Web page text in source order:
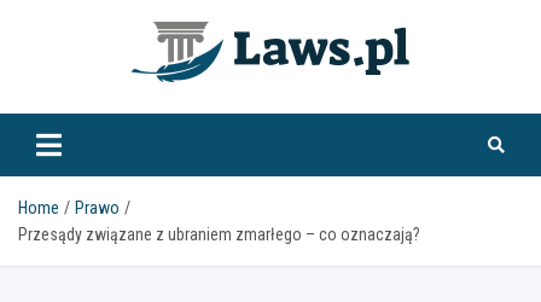
www.laws.pl
Home
Prawo
Przesądy związane z ubraniem zmarłego – co oznaczają?